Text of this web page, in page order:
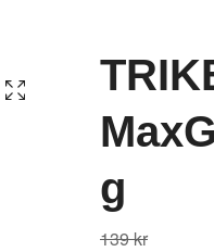
g
139 kr